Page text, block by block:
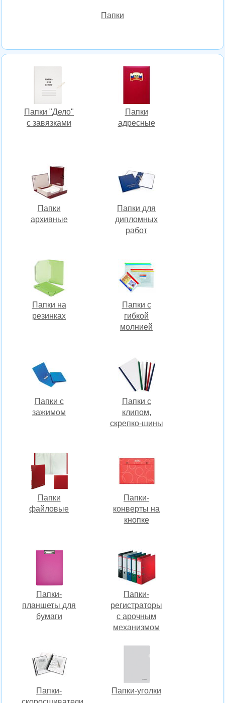
Папки
Папки "Дело"
с завязками
Папки
адресные
Папки
архивные
Папки для
дипломных
работ
Папки на
резинках
Папки с
гибкой
молнией
Папки с
зажимом
Папки с
клипом,
скрепко-шины
Папки
файловые
Папки-
конверты на
кнопке
Папки-
планшеты для
бумаги
Папки-
регистраторы
c арочным
механизмом
Папки-
Папки-уголки